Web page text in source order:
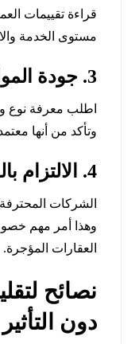
قراءة تقييمات
مستوى الخدمة
3. جودة المواد المستخدمة
اطلب معرفة نوع
وتأكد من أنها
4. الالتزام بالوقت
الشركات المحترفة
وهذا أمر مهم
العقارات المؤجرة.
نصائح
دون